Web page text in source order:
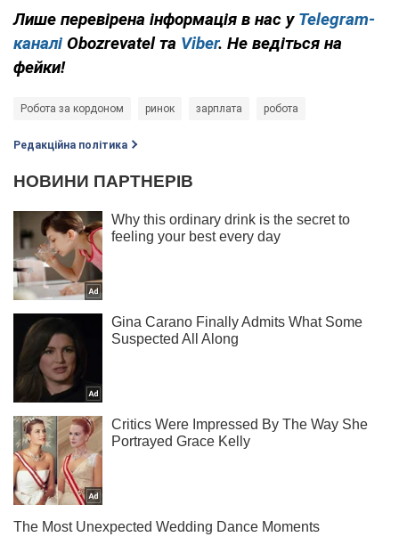
Лише перевірена інформація в нас у Telegram-
каналі Obozrevatel та Viber. Не ведіться на
фейки!
Робота за кордоном ринок зарплата робота
Редакційна політика